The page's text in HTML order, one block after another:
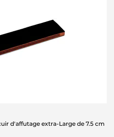
d'affutage extra-Large de 7.5 cm